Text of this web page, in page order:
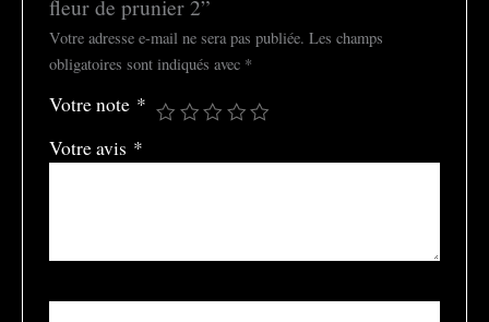
fleur de prunier 2”
Votre adresse e-mail ne sera pas publiée. Les champs
obligatoires sont indiqués avec *
Votre note *
Votre avis *